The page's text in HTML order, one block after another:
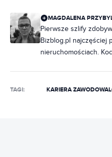
MAGDALENA
Pierwsze szlify
Bizblog.pl najczęściej
nieruchomościach.
TAGI: KARIERA ZAWODOWA